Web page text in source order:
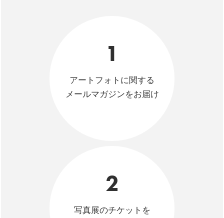
1
アートフォトに関する
メールマガジンをお届け
2
写真展のチケットを